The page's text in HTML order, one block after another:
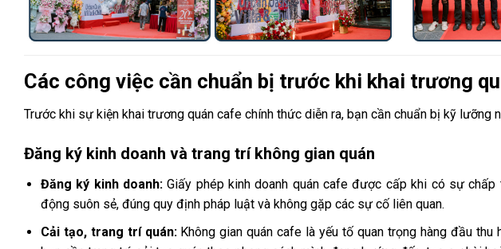
Các công việc cần chuẩn bị trước khi khai trương
Trước khi sự kiện khai trương quán cafe chính thức diễn ra, bạn cần chuẩn bị kỹ lưỡng
Đăng ký kinh doanh và trang trí không gian quán
Đăng ký kinh doanh:Giấy phép kinh doanh quán cafe được cấp khi có sự chấp
động suôn sẻ, đúng quy định pháp luật và không gặp các sự cố liên quan.
Cải tạo, trang trí quán:Không gian quán cafe là yếu tố quan trọng hàng đầu thu